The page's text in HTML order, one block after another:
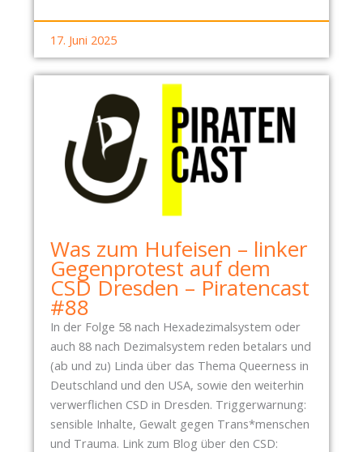
2
7
A
P
I
L
2
6
17. Juni 2025
Was zum Hufeisen – linker
Gegenprotest auf dem
CSD Dresden – Piratencast
#88
In der Folge 58 nach Hexadezimalsystem oder
auch 88 nach Dezimalsystem reden betalars und
(ab und zu) Linda über das Thema Queerness in
Deutschland und den USA, sowie den weiterhin
verwerflichen CSD in Dresden. Triggerwarnung:
sensible Inhalte, Gewalt gegen Trans*menschen
und Trauma. Link zum Blog über den CSD: